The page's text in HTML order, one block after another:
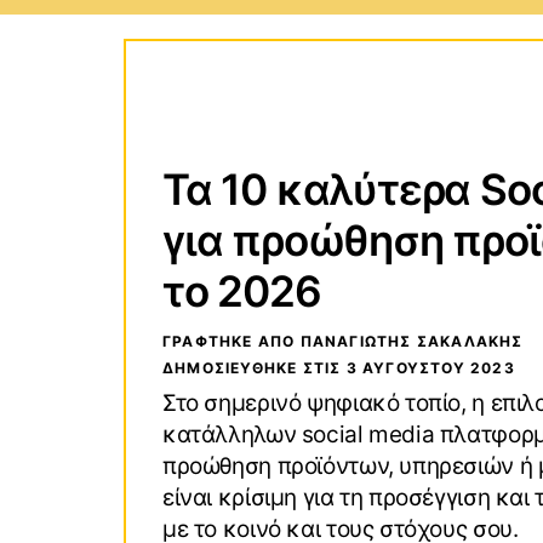
Οδηγοί Αγορών
VPN (Virtual Private Network)
macOS
Τα 10 καλύτερα
για προώθηση
το 2026
ΓΡΑΦΤΗΚΕ ΑΠΟ ΠΑΝΑΓΙΏΤΗΣ ΣΑΚΑΛΆΚΗΣ
ΔΗΜΟΣΙΕΥΘΗΚΕ ΣΤΙΣ 3 ΑΥΓΟΎΣΤΟΥ 2023
Στο σημερινό ψηφιακό τοπίο, η
κατάλληλων social media
προώθηση προϊόντων, υπηρεσιών ή
είναι κρίσιμη για τη προσέγγιση
με το κοινό και τους στόχους σου.